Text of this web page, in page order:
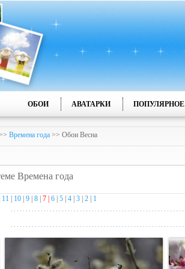
ОБОИ АВАТАРКИ ПОПУЛЯРНОЕ
Времена года >> Обои Весна
Времена года
11 10 9 8 7 | 6 5 4 3 2 1